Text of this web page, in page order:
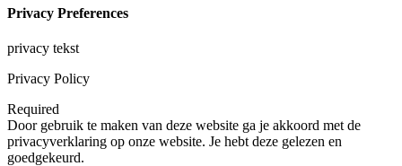
Privacy Preferences
privacy tekst
Privacy Policy
Required
Door gebruik te maken van deze website ga je akkoord met de
privacyverklaring op onze website. Je hebt deze gelezen en
goedgekeurd.